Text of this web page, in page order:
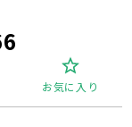
お気に入り